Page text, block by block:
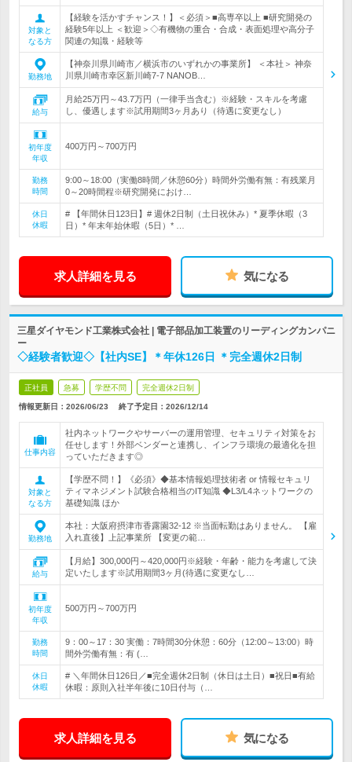
対象と
なる方
【経験を活かすチャンス！】＜必須＞■高専卒以上 ■研究開発の
経験5年以上 ＜歓迎＞◇有機物の重合・合成・表面処理や高分子
関連の知識・経験等
勤務地
【神奈川県川崎市／横浜市のいずれかの事業所】 ＜本社＞ 神奈
川県川崎市幸区新川崎7-7 NANOB…
給与
月給25万円～43.7万円（一律手当含む）※経験・スキルを考慮
し、優遇します※試用期間3ヶ月あり（待遇に変更なし）
初年度
年収
400万円～700万円
勤務
時間
9:00～18:00（実働8時間／休憩60分）時間外労働有無：有残業月
0～20時間程※研究開発におけ…
休日
休暇
# 【年間休日123日】# 週休2日制（土日祝休み）* 夏季休暇（3
日）* 年末年始休暇（5日）* …
求人詳細を見る 気になる
三星ダイヤモンド工業株式会社 | 電子部品加工装置のリーディングカンパニ
ー
◇経験者歓迎◇【社内SE】＊年休126日 ＊完全週休2日制
正社員 急募 学歴不問 完全週休2日制
情報更新日：2026/06/23 終了予定日： 2026/12/14
仕事内容
社内ネットワークやサーバーの運用管理、セキュリティ対策をお
任せします！外部ベンダーと連携し、インフラ環境の最適化を担
っていただきます◎
対象と
なる方
【学歴不問！】《必須》◆基本情報処理技術者 or 情報セキュリ
ティマネジメント試験合格相当のIT知識 ◆L3/L4ネットワークの
基礎知識 ほか
勤務地
本社：大阪府摂津市香露園32-12 ※当面転勤はありません。 【雇
入れ直後】上記事業所 【変更の範…
給与
【月給】300,000円～420,000円※経験・年齢・能力を考慮して決
定いたします※試用期間3ヶ月(待遇に変更なし…
初年度
年収
500万円～700万円
勤務
時間
9：00～17：30 実働：7時間30分休憩：60分（12:00～13:00）時
間外労働有無：有 (…
休日
休暇
# ＼年間休日126日／■完全週休2日制（休日は土日）■祝日■有給
休暇：原則入社半年後に10日付与（…
求人詳細を見る 気になる